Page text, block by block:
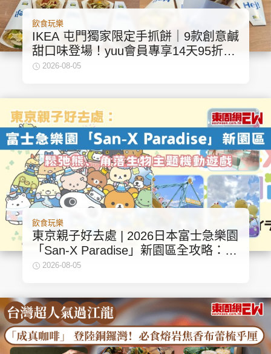
飲食玩樂
IKEA 屯門獨家限定手抓餅｜9款創意鹹
甜口味登場！yuu會員專享14天95折優
惠2026-08-05
飲食玩樂
東京親子好去處 | 2026日本富士急樂園
「San-X Paradise」新園區全攻略：鬆
弛熊、角落生物主題
2026-08-05